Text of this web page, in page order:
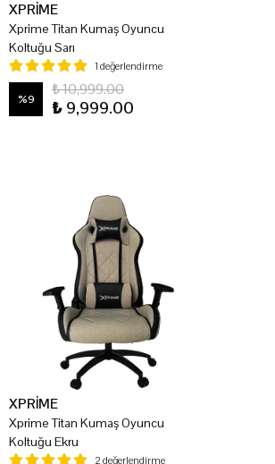
XPRİME
Xprime Titan Kumaş Oyuncu
Koltuğu Sarı
1 değerlendirme
%9
₺ 10,999.00
₺ 9,999.00
XPRİME
Xprime Titan Kumaş Oyuncu
Koltuğu Ekru
2 değerlendirme